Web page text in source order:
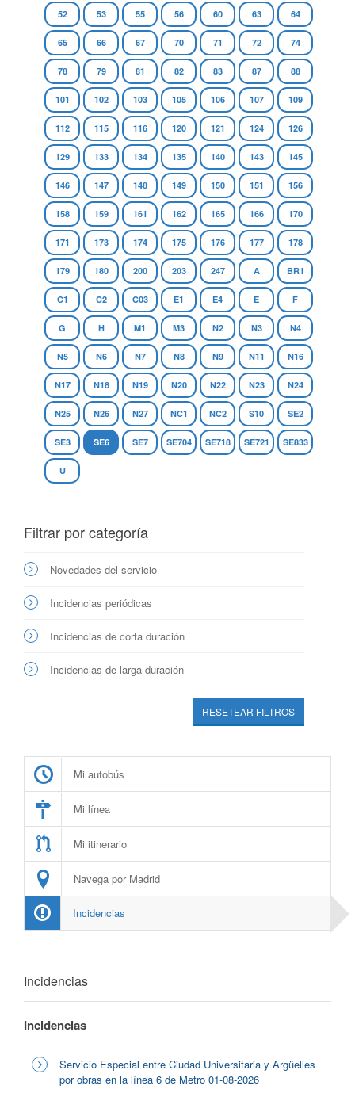
52 53 55 56 60 63 64
65 66 67 70 71 72 74
78 79 81 82 83 87 88
101 102 103 105 106 107 109
112 115 116 120 121 124 126
129 133 134 135 140 143 145
146 147 148 149 150 151 156
158 159 161 162 165 166 170
171 173 174 175 176 177 178
179 180 200 203 247 A BR1
C1 C2 C03 E1 E4 E F
G H M1 M3 N2 N3 N4
N5 N6 N7 N8 N9 N11 N16
N17 N18 N19 N20 N22 N23 N24
N25 N26 N27 NC1 NC2 S10 SE2
SE3 SE6 SE7 SE704 SE718 SE721 SE833
U
Filtrar por categoría
Novedades del servicio
Incidencias periódicas
Incidencias de corta duración
Incidencias de larga duración
RESETEAR FILTROS
Mi autobús
Mi línea
Mi itinerario
Navega por Madrid
Incidencias
Incidencias
Incidencias
Servicio Especial entre Ciudad Universitaria y Argüelles
por obras en la línea 6 de Metro 01-08-2026